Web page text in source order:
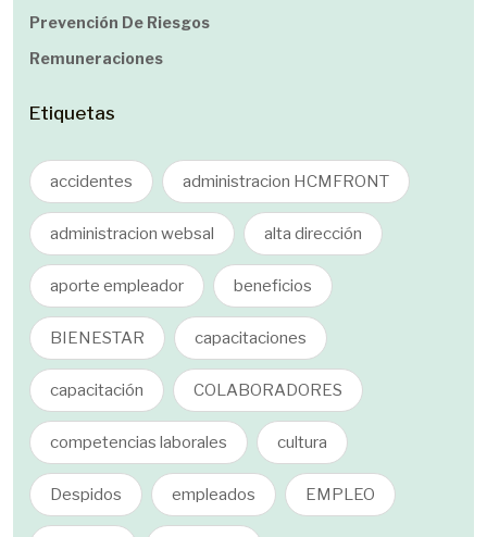
Prevención De Riesgos
Remuneraciones
Etiquetas
accidentes administracion HCMFRONT
administracion websal alta dirección
aporte empleador beneficios
BIENESTAR capacitaciones
capacitación COLABORADORES
competencias laborales cultura
Despidos empleados EMPLEO